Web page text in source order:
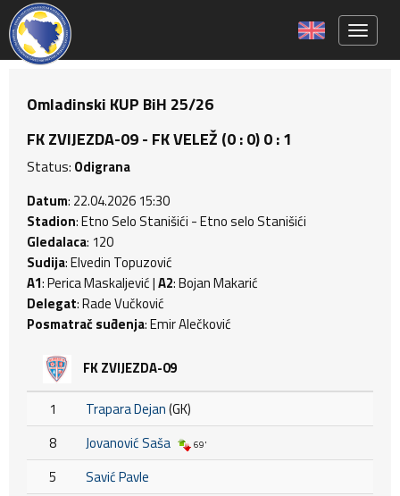
Omladinski KUP BiH 25/26
FK ZVIJEZDA-09 - FK VELEŽ (0 : 0) 0 : 1
Status: Odigrana
Datum: 22.04.2026 15:30
Stadion: Etno Selo Stanišići - Etno selo Stanišići
Gledalaca: 120
Sudija: Elvedin Topuzović
A1: Perica Maskaljević |A2: Bojan Makarić
Delegat: Rade Vučković
Posmatrač suđenja: Emir Alečković
FK ZVIJEZDA-09
1 Trapara Dejan(GK)
8
Jovanović Saša 69'
5
Savić Pavle